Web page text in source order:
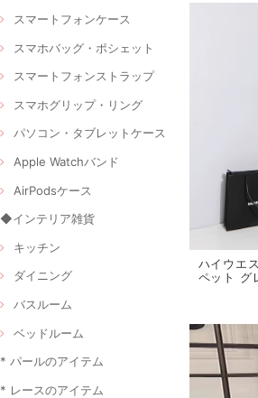
スマートフォンケース
スマホバッグ・ポシェット
スマートフォンストラップ
スマホグリップ・リング
パソコン・タブレットケース
Apple Watchバンド
AirPodsケース
◆インテリア雑貨
キッチン
ダイニング
バスルーム
ベッドルーム
* パールのアイテム
* レースのアイテム
ハイウエ
ペット グ